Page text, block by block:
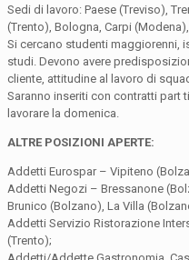
Sedi di lavoro: Paese (Treviso),
(Trento), Bologna, Carpi
Si cercano studenti maggiorenni,
studi. Devono avere
cliente, attitudine al lavoro di
Saranno inseriti con contratti part
lavorare la domenica.
ALTRE POSIZIONI APERTE:
Addetti Eurospar – Vipiteno
Addetti Negozi – Bressanone
Brunico (Bolzano), La Villa
Addetti Servizio Ristorazione
(Trento);